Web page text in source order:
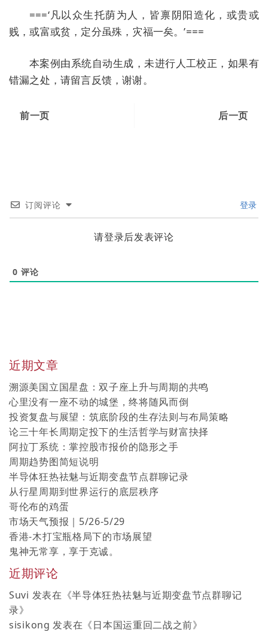
===‘凡以众生托荫为人，皆禀阴阳造化，或贵或
贱，或富或贫，定分虽殊，灾福一矣。’===
本案例由系统自动生成，未进行人工校正，如果有
错漏之处，请留言反馈，谢谢。
前一页 后一页
订阅评论 登录
请登录后发表评论
0 评论
近期文章
溯源美国立国星盘：双子座上升与周期的共鸣
心里没有一座不动的城堡，终将随风而倒
投资复盘与展望：筑底阶段的生存法则与布局策略
论三十年长周期定投下的生活哲学与财富抉择
阿拉丁系统：掌控股市报价的隐形之手
周期趋势图简短说明
半导体狂热祛魅与近期变盘节点群聊记录
从行星周期到世界运行的底层秩序
哥伦布的鸡蛋
市场天气预报｜5/26-5/29
香港-木打宝瓶格局下的市场展望
鬼神无常享，享于克诚。
近期评论
Suvi 发表在《半导体狂热祛魅与近期变盘节点群聊记
录》
sisikong 发表在《日本国运重回二战之前》